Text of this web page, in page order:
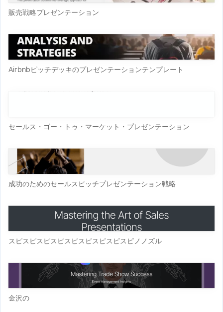
販売戦略プレゼンテーション
Airbnbピッチデッキのプレゼンテーションテンプレート
セールス・ゴー・トゥ・マーケット・プレゼンテーション
成功のためのセールスピッチプレゼンテーション戦略
スピスピスピスピスピスピスピスピスピノノズル
金沢の